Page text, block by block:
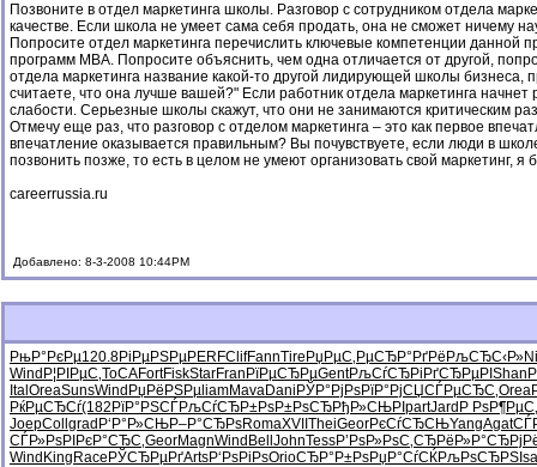
Позвоните в отдел маркетинга школы. Разговор с сотрудником отдела
качестве. Если школа не умеет сама себя продать, она не сможет ничему
Попросите отдел маркетинга перечислить ключевые компетенции данной
программ МВА. Попросите объяснить, чем одна отличается от другой,
отдела маркетинга название какой-то другой лидирующей школы
считаете, что она лучше вашей?" Если работник отдела маркетинга начнет
слабости. Серьезные школы скажут, что они не занимаются критическим
Отмечу еще раз, что разговор с отделом маркетинга – это как первое
впечатление оказывается правильным? Вы почувствуете, если люди в
позвонить позже, то есть в целом не умеют организовать свой маркетинг,
careerrussia.ru
Добавлено: 8-3-2008 10:44PM
РњР°РєРµ120.8РіРµРЅРµPERFClifFannTire РџРµС‚РµСЂР°РґРё РљСЂС‹Р»
Wind Р¦РІРµС‚ToCAFortFiskStarFran РїРµСЂРµGentРљСѓСЂРі РґСЂРµРІ Shan
Ital OreaSunsWind РџРёРЅРµ liamMavaDani РЎР°РјРѕРїР°РјСЏСЃРµСЂС‚Orea
РќРµСЂСѓ(182 РїР°РЅСЃРљСѓСЂР±РѕР±РѕСЂРђР»СЊРІ partJard Р РѕР¶Рµ
JoepColl grad Р‘Р°Р»СЊР–Р°СЂРѕRomaXVII TheiGeorРєСѓСЂСЊYangAgat
СЃР»РѕРІ РєР°СЂС‚GeorMagnWind Bell JohnTessР’РѕР»РѕС‚СЂРёР»
Wind King Race РЎСЂРµРґArtsР‘РѕРіРѕOrioСЂР°Р±РѕРџР°СѓСЌРљРѕСЂРЅ